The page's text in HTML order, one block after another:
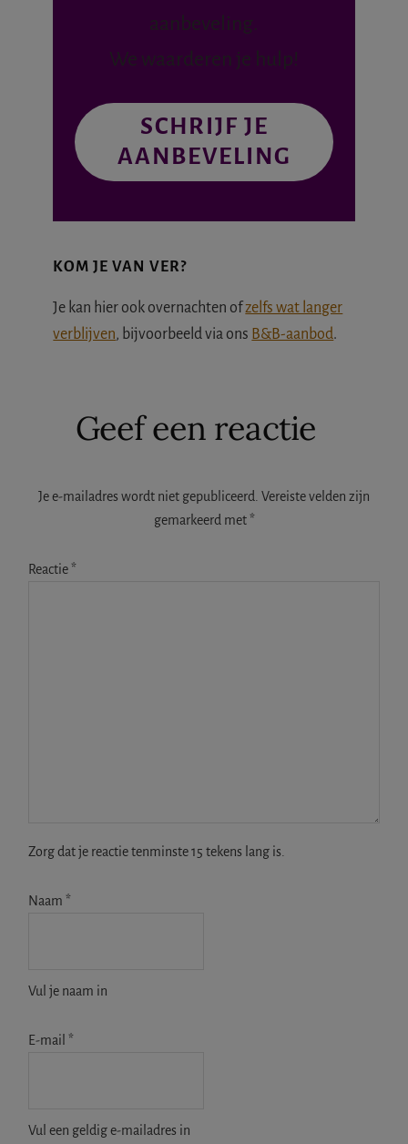
aanbeveling.
We waarderen je hulp!
SCHRIJF JE
AANBEVELING
KOM JE VAN VER?
Je kan hier ook overnachten ofzelfs wat langer
verblijven, bijvoorbeeld via ons B&B-aanbod.
Lees
Interacties
Geef een reactie
Je e-mailadres wordt niet gepubliceerd. Vereiste velden zijn
gemarkeerd met *
Reactie *
Zorg dat je reactie tenminste 15 tekens lang is.
Naam *
Vul je naam in
E-mail *
Vul een geldig e-mailadres in